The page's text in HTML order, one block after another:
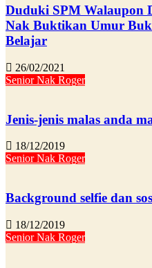
Duduki SPM Walaupon
Nak Buktikan Umur
Belajar
26/02/2021
Senior Nak Roger
Jenis-jenis malas anda
18/12/2019
Senior Nak Roger
Background selfie dan
18/12/2019
Senior Nak Roger